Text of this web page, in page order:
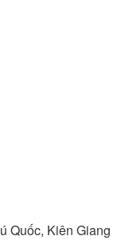
Quốc, Kiên Giang